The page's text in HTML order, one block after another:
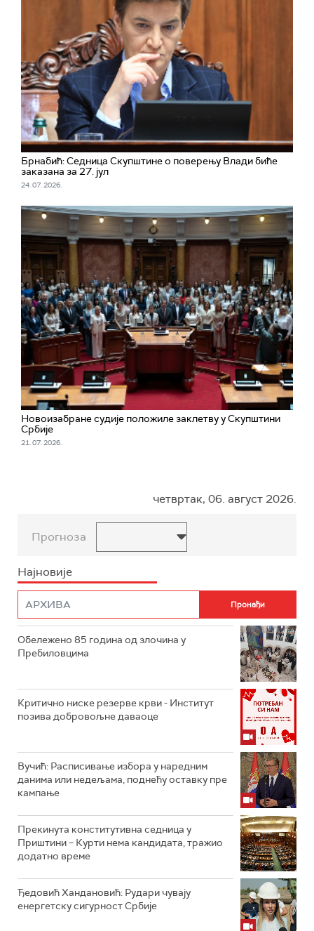
Брнабић: Седница Скупштине о поверењу Влади биће
заказана за 27. јул
24. 07. 2026.
Новоизабране судије положиле заклетву у Скупштини
Србије
21. 07. 2026.
четвртак, 06. август 2026.
Прогноза
Најновије
Обележено 85 година од злочина у
Пребиловцима
Критично ниске резерве крви - Институт
позива добровољне даваоце
Вучић: Расписивање избора у наредним
данима или недељама, поднећу оставку пре
кампање
Прекинута конститутивна седница у
Приштини – Курти нема кандидата, тражио
додатно време
Ђедовић Хандановић: Рудари чувају
енергетску сигурност Србије